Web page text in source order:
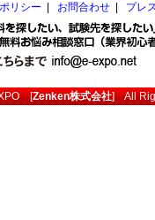
リシー お問合わせ プレ
[Zenken株式会社] All